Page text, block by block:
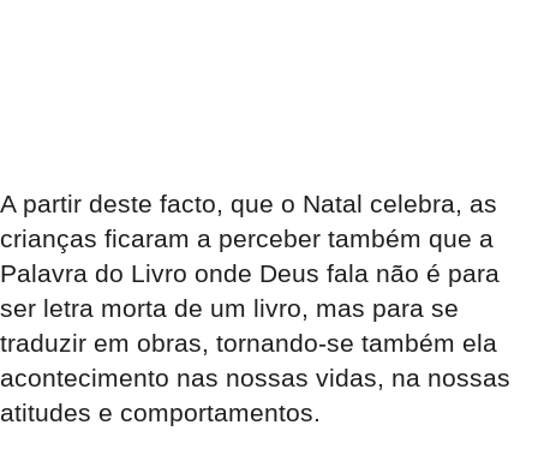
A partir deste facto, que o Natal celebra, as
crianças ficaram a perceber também que a
Palavra do Livro onde Deus fala não é para
ser letra morta de um livro, mas para se
traduzir em obras, tornando-se também ela
acontecimento nas nossas vidas, na nossas
atitudes e comportamentos.